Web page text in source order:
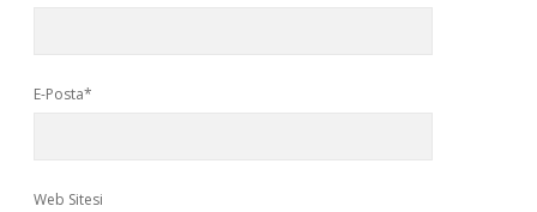
E-Posta*
Web Sitesi